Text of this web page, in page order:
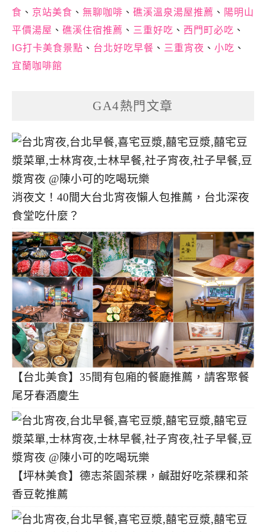
食 、 京站美食 、 無聊咖啡 、 礁溪溫泉湯屋推薦 、 陽明山
平價湯屋 、 礁溪住宿推薦 、 三重好吃 、 西門町必吃 、
IG打卡美食景點 、 台北好吃早餐 、 三重宵夜 、 小吃 、
宜蘭咖啡館
GA4熱門文章
消夜文！40間大台北宵夜懶人包推薦，台北深夜
食堂吃什麼？
【台北美食】35間有包廂的餐廳推薦，請客聚餐
尾牙春酒慶生
【坪林美食】德志茶園茶粿，鹹甜好吃茶粿和茶
香豆乾推薦